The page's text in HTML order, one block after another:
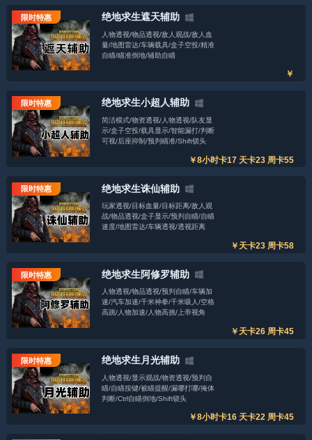
限时特惠 绝地求生遮天辅助
人物透视/物品透视/敌人观战/敌人血
量/地图雷达/车辆载具/盒子空投/精准
自瞄/瞄准倒地/辅助自瞄
￥
限时特惠 绝地求生小超人辅助
简洁模式/物资透视/人物透视/队友显
示/盒子空投/载具显示/智能漏打/判断
可视/后座抑制/预判瞄准/Shift锁头
￥8小时卡17 天卡23 周卡55
限时特惠 绝地求生诛仙辅助
玩家透视/目标血量/目标距离/敌人观
战/物品透视/盒子显示/预判自瞄/自瞄
速度/地图雷达/车辆透视/透视距离
￥天卡23 周卡58
限时特惠 绝地求生阿修罗辅助
人物透视/物品透视/预判自瞄/车辆加
速/汽车加速/千米神拳/千米吸人/空格
高跳/人物加速/人物高挑/上帝视角
￥天卡26 周卡45
限时特惠 绝地求生月光辅助
人物透视/显示观战/物资透视/预判自
瞄/自瞄按键/被瞄提醒/漏哪打哪/掩体
判断/Ctrl自瞄倒地/Shift锁头
￥8小时卡16 天卡22 周卡45